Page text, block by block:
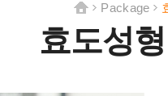
Package
>
효도성